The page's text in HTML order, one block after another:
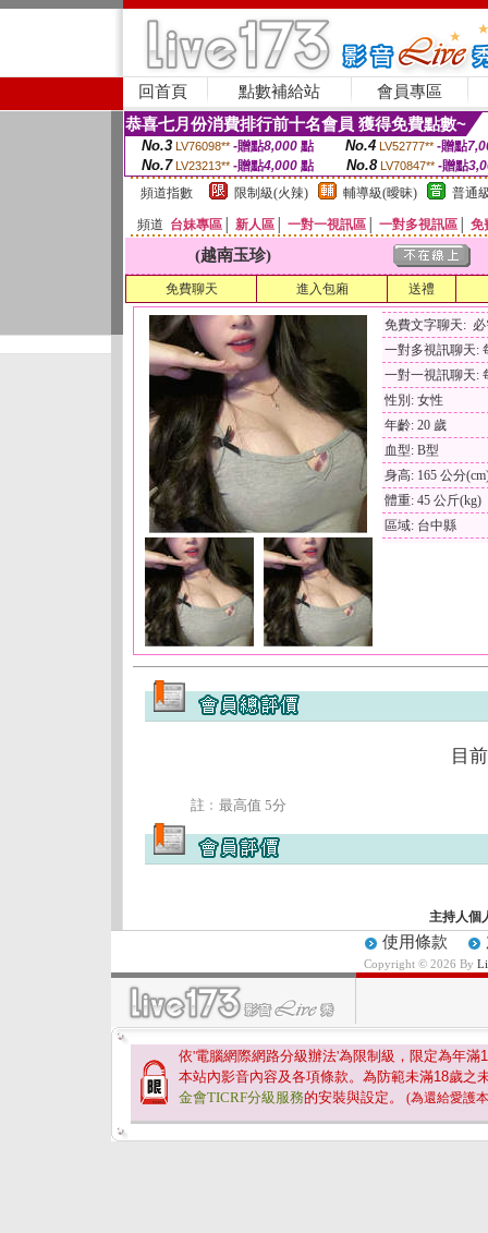
回首頁 點數補給站 會員專區
恭喜七月份消費排行前十名會員 獲得免費點數~
No.3 LV76098** -贈點8,000點 No.4 LV52777** -贈點
No.7 LV23213** -贈點4,000 點 No.8 LV70847** -贈點
頻道指數
限制級(火辣) 輔導級(曖昧) 普通
頻道 台妹專區 新人區 一對一視訊區 一對多視訊區 免
(越南玉珍)
免費聊天 進入包廂 送禮
免費文字聊天:
一對多視訊聊天:
一對一視訊聊天:
性別: 女性
年齡: 20 歲
血型: B型
身高: 165 公分
體重: 45 公斤(kg)
區域: 台中縣
目
註﹕最高值 5分
主持人個
使用條款
Copyright © 2026 By
依'電腦網際網路分級辦法'為限制級，限定為年滿
本站內影音內容及各項條款。為防範未滿18歲之
金會TICRF分級服務的安裝與設定。 (為還給愛護